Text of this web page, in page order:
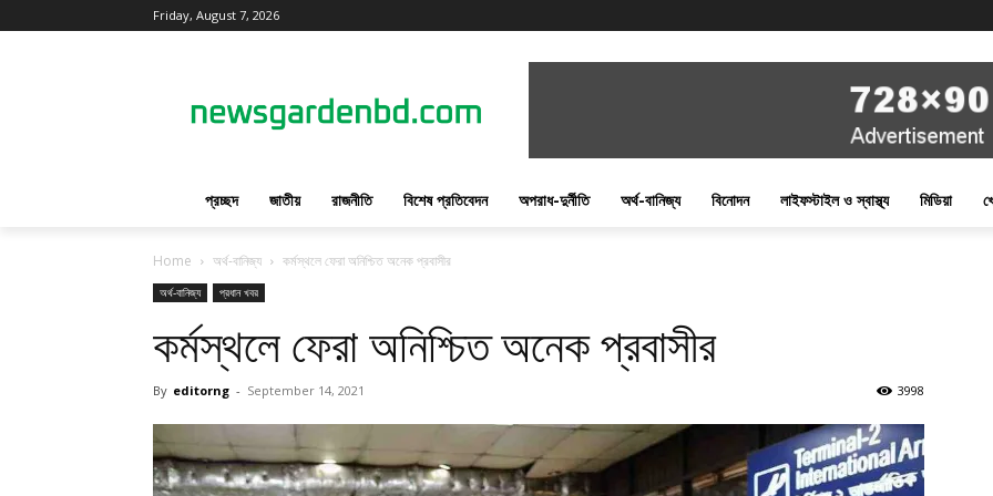
Friday, August 7, 2026
প্রচ্ছদ জাতীয় রাজনীতি বিশেষ প্রতিবেদন অপরাধ-দুর্নীতি অর্থ-বানিজ্য বিনোদন লাইফস্টাইল ও স্বাস্থ্য মিডিয়া
Home অর্থ-বানিজ্য কর্মস্থলে ফেরা অনিশ্চিত অনেক প্রবাসীর
অর্থ-বানিজ্য প্রধান খবর
কর্মস্থলে ফেরা অনিশ্চিত অনেক প্রবাসীর
By editorng - September 14, 2021 3998